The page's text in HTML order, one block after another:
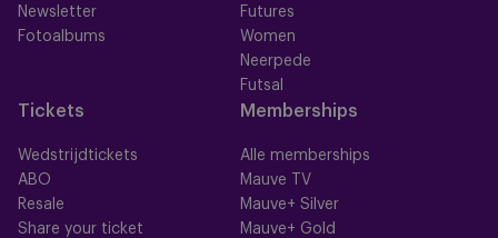
Newsletter
Fotoalbums
Futures
Women
Neerpede
Futsal
Tickets
Wedstrijdtickets
ABO
Resale
Share your ticket
Memberships
Alle memberships
Mauve TV
Mauve+ Silver
Mauve+ Gold